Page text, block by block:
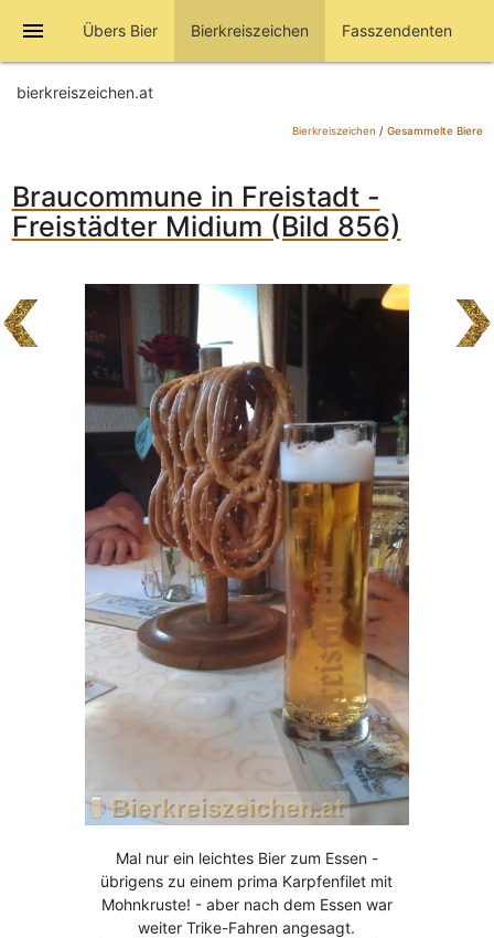
menu Übers Bier Bierkreiszeichen Fasszendenten
bierkreiszeichen.at
Bierkreiszeichen / Gesammelte Biere
Braucommune in Freistadt -
Freistädter Midium (Bild 856)
Mal nur ein leichtes Bier zum Essen -
übrigens zu einem prima Karpfenfilet mit
Mohnkruste! - aber nach dem Essen war
weiter Trike-Fahren angesagt.